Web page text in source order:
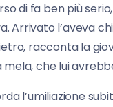
di fa ben più
Arrivato l’aveva
racconta la
mela, che lui
l’umiliazione